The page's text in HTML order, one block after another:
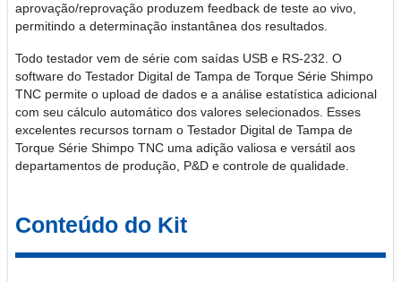
aprovação/reprovação produzem feedback de teste ao vivo,
permitindo a determinação instantânea dos resultados.
Todo testador vem de série com saídas USB e RS-232. O
software do Testador Digital de Tampa de Torque Série Shimpo
TNC permite o upload de dados e a análise estatística adicional
com seu cálculo automático dos valores selecionados. Esses
excelentes recursos tornam o Testador Digital de Tampa de
Torque Série Shimpo TNC uma adição valiosa e versátil aos
departamentos de produção, P&D e controle de qualidade.
Conteúdo do Kit